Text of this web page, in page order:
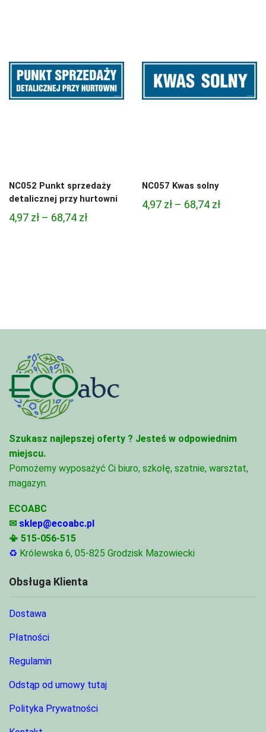
NC052 Punkt sprzedaży
detalicznej przy hurtowni
4,97 zł – 68,74 złZakres
NC057 Kwas solny
4,97 zł – 68,74 złZakres
Szukasz najlepszej oferty ? Jesteś w odpowiednim
miejscu.
Pomożemy wyposażyć Ci biuro, szkołę, szatnie, warsztat,
magazyn.
ECOABC
✉ sklep@ecoabc.pl
📳 515-056-515
♻ Królewska 6, 05-825 Grodzisk Mazowiecki
Obsługa Klienta
Dostawa
Płatności
Regulamin
Odstąp od umowy tutaj
Polityka Prywatności